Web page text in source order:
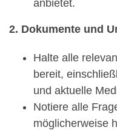
anbietet.
2. Dokumente und
Halte alle
bereit,
und aktuelle
Notiere alle
möglicherweise